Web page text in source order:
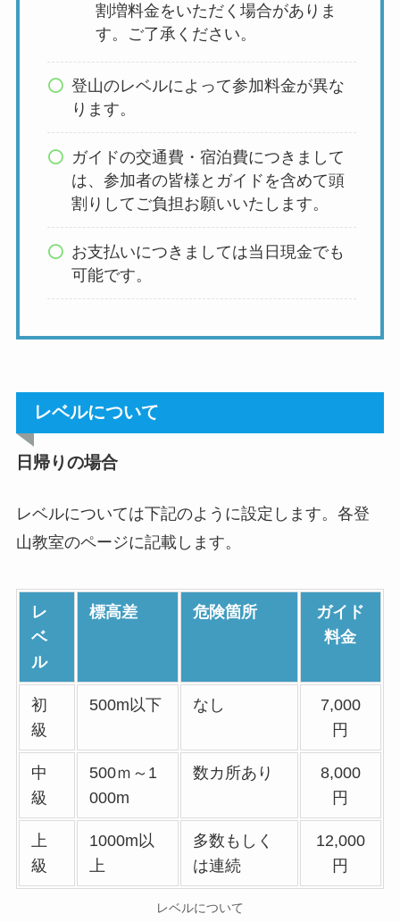
割増料金をいただく場合がありま
す。ご了承ください。
登山のレベルによって参加料金が異な
ります。
ガイドの交通費・宿泊費につきまして
は、参加者の皆様とガイドを含めて頭
割りしてご負担お願いいたします。
お支払いにつきましては当日現金でも
可能です。
レベルについて
日帰りの場合
レベルについては下記のように設定します。各登
山教室のページに記載します。
レ
ベ
ル
標高差 危険箇所
ガイド
料金
初
級
500m以下 なし
7,000
円
中
級
500ｍ～1
000m
数カ所あり
8,000
円
上
級
1000m以
上
多数もしく
は連続
12,000
円
レベルについて